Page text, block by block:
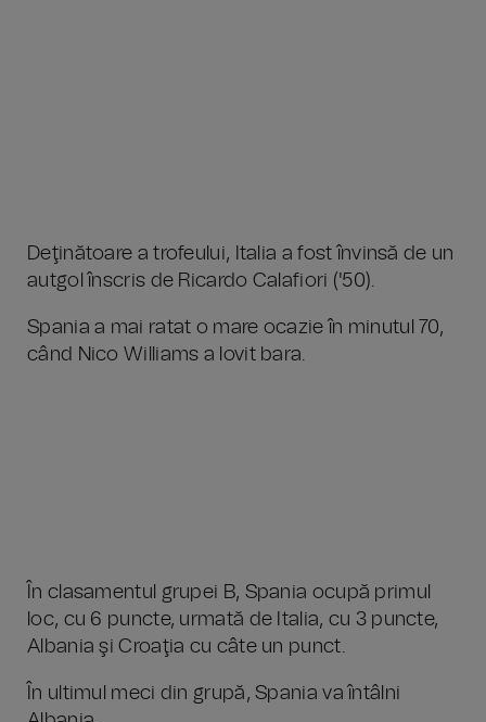
Deţinătoare a trofeului, Italia a fost învinsă de un
autgol înscris de Ricardo Calafiori ('50).
Spania a mai ratat o mare ocazie în minutul 70,
când Nico Williams a lovit bara.
În clasamentul grupei B, Spania ocupă primul
loc, cu 6 puncte, urmată de Italia, cu 3 puncte,
Albania şi Croaţia cu câte un punct.
În ultimul meci din grupă, Spania va întâlni